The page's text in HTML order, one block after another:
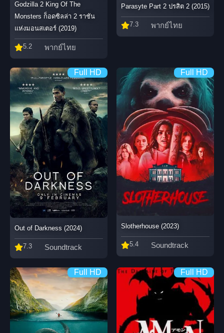
Godzilla 2 King Of The
Monsters ก็อดซิลล่า 2 ราชัน
แห่งมอนสเตอร์ (2019)
5.2 พากย์ไทย
Parasyte Part 2 ปรสิต 2 (2015)
7.3 พากย์ไทย
Full HD
Out of Darkness (2024)
7.3 Soundtrack
Full HD
Slotherhouse (2023)
5.4 Soundtrack
Full HD Full HD